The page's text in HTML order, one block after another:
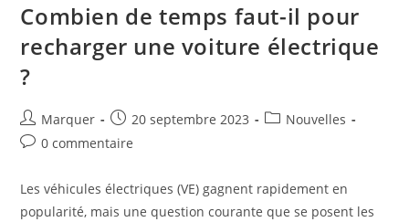
Combien de temps faut-il pour
recharger une voiture électrique
?
Marquer 20 septembre 2023
Nouvelles
0 commentaire
Les véhicules électriques (VE) gagnent rapidement en
popularité, mais une question courante que se posent les